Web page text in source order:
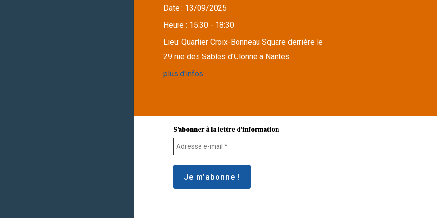
Date : 13/09/2025
Heure : 15:30 - 18:30
Lieu:Quartier Croix-Bonneau Square derrière le
29 rue des Sables d’Olonne à Nantes
plus d'infos
S'abonner à la lettre d'information